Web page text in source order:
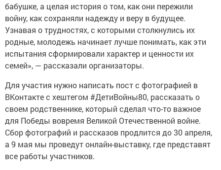
бабушке, а целая история о том, как они пережили
войну, как сохраняли надежду и веру в будущее.
Узнавая о трудностях, с которыми столкнулись их
родные, молодежь начинает лучше понимать, как эти
испытания сформировали характер и ценности их
семей», — рассказали организаторы.
Для участия нужно написать пост с фотографией в
ВКонтакте с хештегом #ДетиВойны80, рассказать о
своем родственнике, который сделал что-то важное
для Победы вовремя Великой Отечественной войне.
Сбор фотографий и рассказов продлится до 30 апреля,
а 9 мая мы проведут онлайн-выставку, где представят
все работы участников.